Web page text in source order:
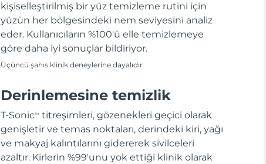
kişiselleştirilmiş bir yüz temizleme rutini için
yüzün her bölgesindeki nem seviyesini analiz
eder. Kullanıcıların %100'ü elle temizlemeye
göre daha iyi sonuçlar bildiriyor.
Üçüncü şahıs klinik deneylerine dayalıdır
Derinlemesine temizlik
T-SonicTM
titreşimleri, gözenekleri geçici olarak
genişletir ve temas noktaları, derindeki kiri, yağı
ve makyaj kalıntılarını gidererek sivilceleri
azaltır. Kirlerin %99'unu yok ettiği klinik olarak